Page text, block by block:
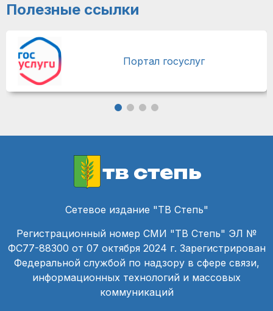
Полезные ссылки
Портал госуслуг
тв степь
Сетевое издание "ТВ Степь"
Регистрационный номер СМИ "ТВ Степь" ЭЛ №
ФС77-88300 от 07 октября 2024 г. Зарегистрирован
Федеральной службой по надзору в сфере связи,
информационных технологий и массовых
коммуникаций